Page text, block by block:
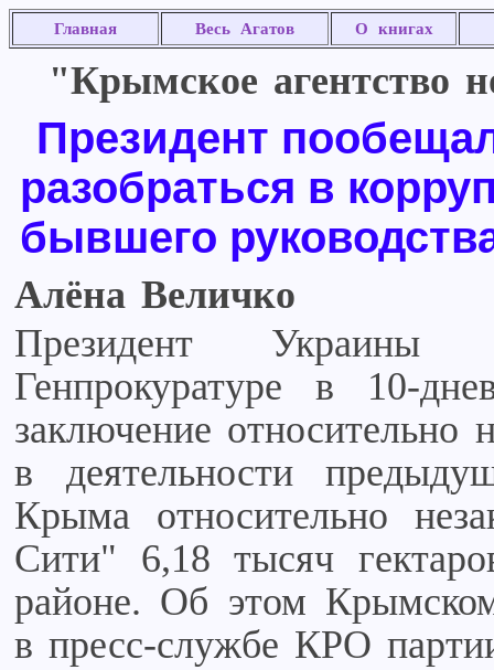
Главная Весь Агатов О книгах
"Крымское агентство
Президент
разобраться в
бывшего
Алёна Величко
Президент
Генпрокуратуре в 10-
заключение относительно
в деятельности
Крыма относительно
Сити" 6,18 тысяч
районе. Об этом
в пресс-службе КРО